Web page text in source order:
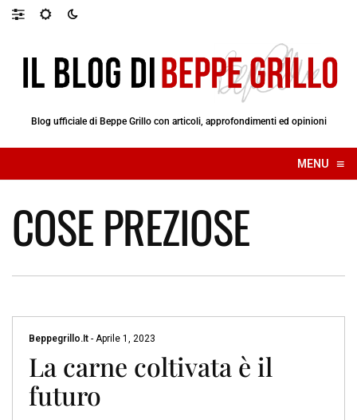
Blog ufficiale di Beppe Grillo con articoli, approfondimenti ed opinioni
MENU ≡
☰
COSE PREZIOSE
Beppegrillo.it - Aprile 1, 2023
La carne coltivata è il
futuro